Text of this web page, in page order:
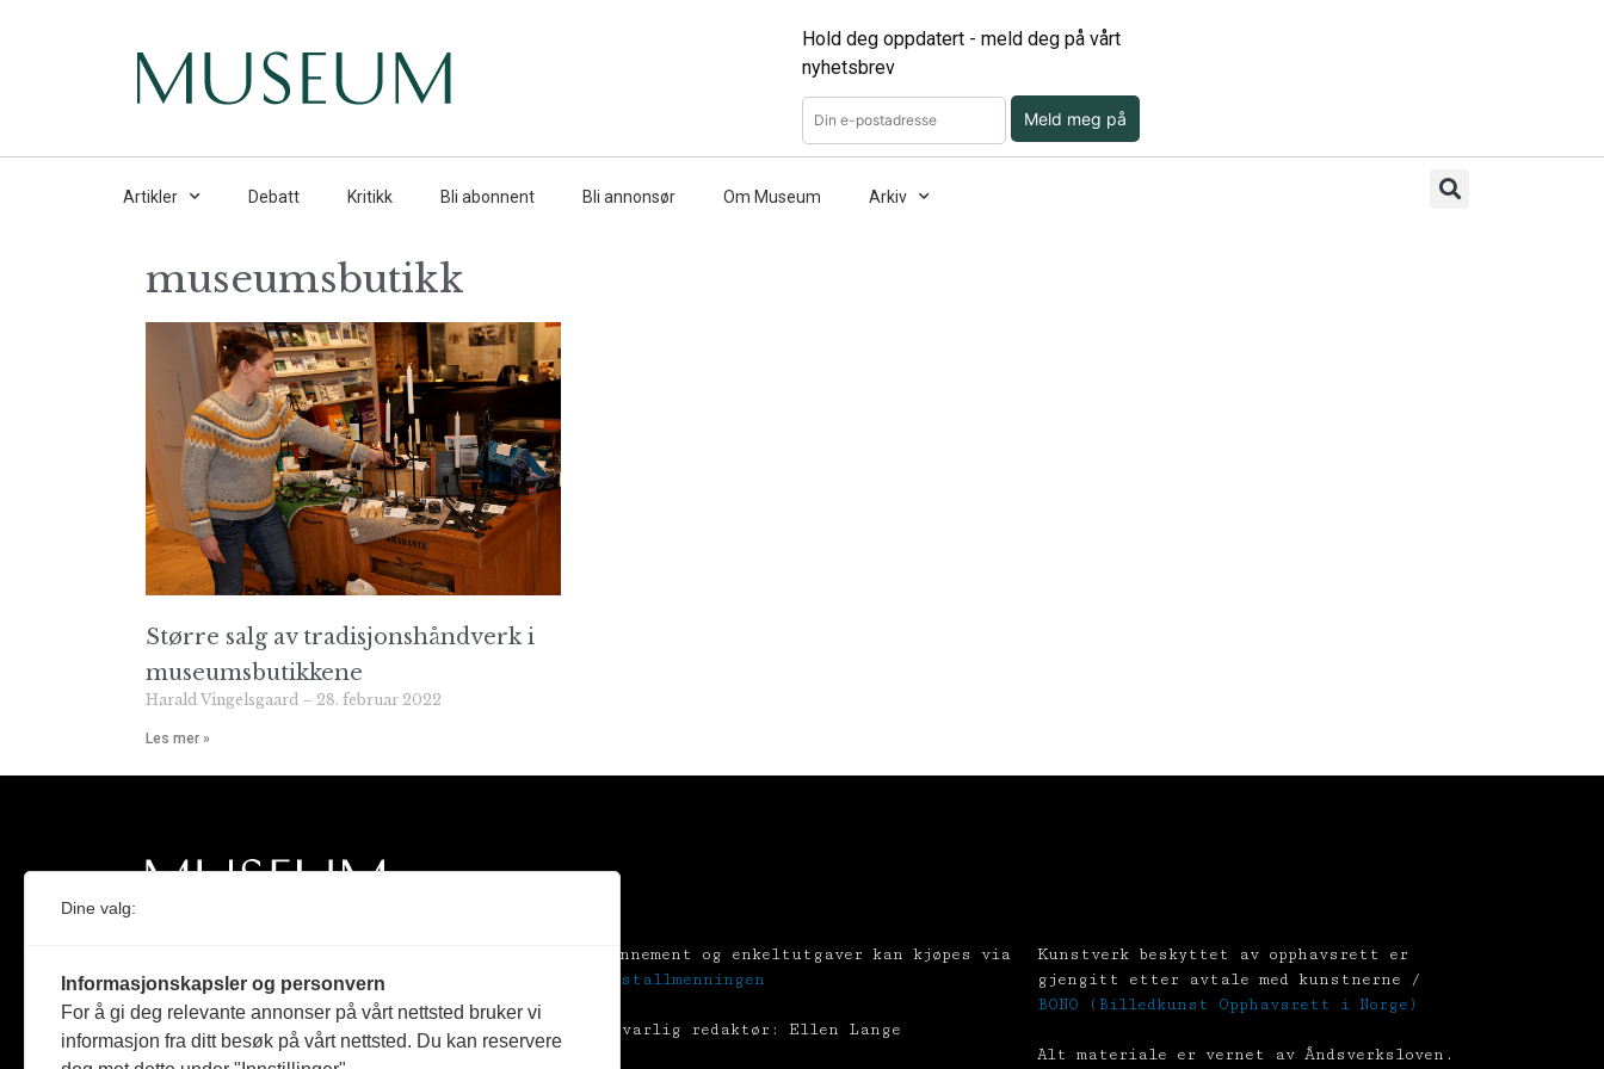
Hold deg oppdatert - meld deg på vårt
nyhetsbrev
Meld meg på
Artikler Debatt Kritikk Bli abonnent Bli annonsør Om Museum Arkiv
museumsbutikk
Større salg av tradisjonshåndverk i
museumsbutikkene
Harald Vingelsgaard 28. februar 2022
Les mer »
Medlem i Norsk tidsskriftforening og
Fagpressen
Abonnement og enkeltutgaver kan kjøpes via
Tekstallmenningen
Ansvarlig redaktør: Ellen Lange
Kunstverk beskyttet av opphavsrett er
gjengitt etter avtale med kunstnerne /
BONO (Billedkunst Opphavsrett i Norge)
Alt materiale er vernet av Åndsverksloven.
Dine valg:
Informasjonskapsler og personvern
For å gi deg relevante annonser på vårt nettsted bruker vi
informasjon fra ditt besøk på vårt nettsted. Du kan reservere